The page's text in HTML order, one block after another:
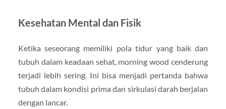
Kesehatan Mental dan Fisik
Ketika seseorang memiliki pola tidur yang baik dan
tubuh dalam keadaan sehat, morning wood cenderung
terjadi lebih sering. Ini bisa menjadi pertanda bahwa
tubuh dalam kondisi prima dan sirkulasi darah berjalan
dengan lancar.